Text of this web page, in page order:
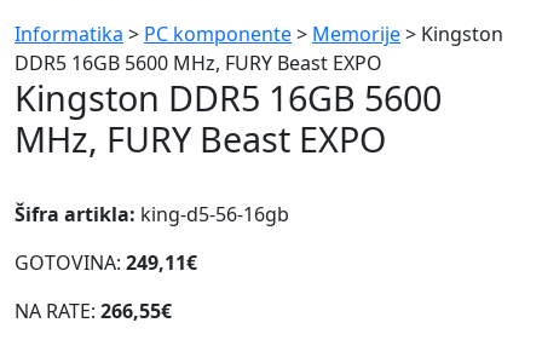
Informatika > PC komponente> Memorije> Kingston
DDR5 16GB 5600 MHz, FURY Beast EXPO
Kingston DDR5 16GB 5600
MHz, FURY Beast EXPO
Šifra artikla: king-d5-56-16gb
GOTOVINA: 249,11€
NA RATE: 266,55€